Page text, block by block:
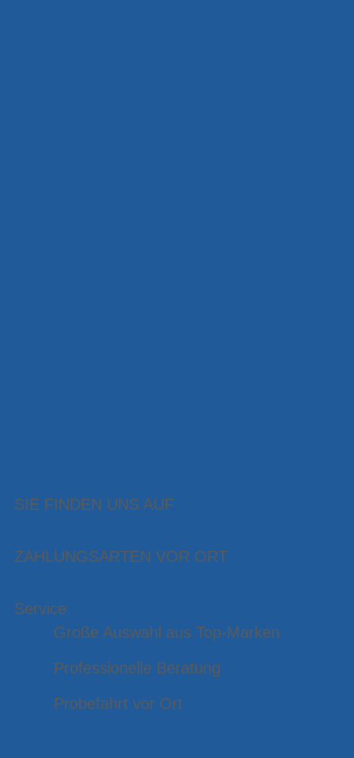
SIE FINDEN UNS AUF
ZAHLUNGSARTEN VOR ORT
Service
Große Auswahl aus Top-Marken
Professionelle Beratung
Probefahrt vor Ort